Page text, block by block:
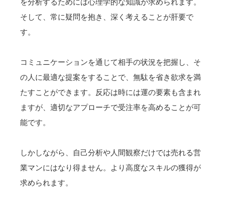
を分析するためには心理学的な知識が求められます。
そして、常に疑問を抱き、深く考えることが肝要で
す。
コミュニケーションを通じて相手の状況を把握し、そ
の人に最適な提案をすることで、無駄を省き欲求を満
たすことができます。反応は時には運の要素も含まれ
ますが、適切なアプローチで受注率を高めることが可
能です。
しかしながら、自己分析や人間観察だけでは売れる営
業マンにはなり得ません。より高度なスキルの獲得が
求められます。